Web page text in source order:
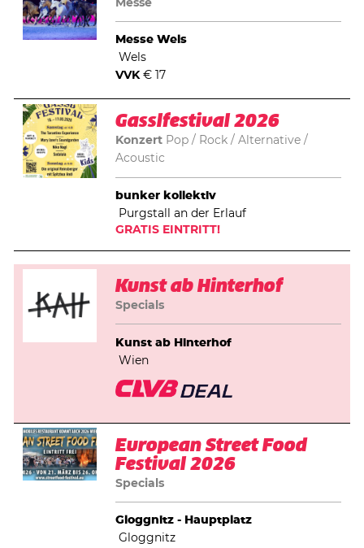
Messe
Messe Wels
Wels
VVK€ 17
Gasslfestival 2026
Konzert Pop
Rock / Alternative
Acoustic
bunker kollektiv
Purgstall an der Erlauf
GRATIS EINTRITT!
Kunst ab Hinterhof
Specials
Kunst ab Hinterhof
Wien
European Street Food
Festival 2026
Specials
Gloggnitz - Hauptplatz
Gloggnitz